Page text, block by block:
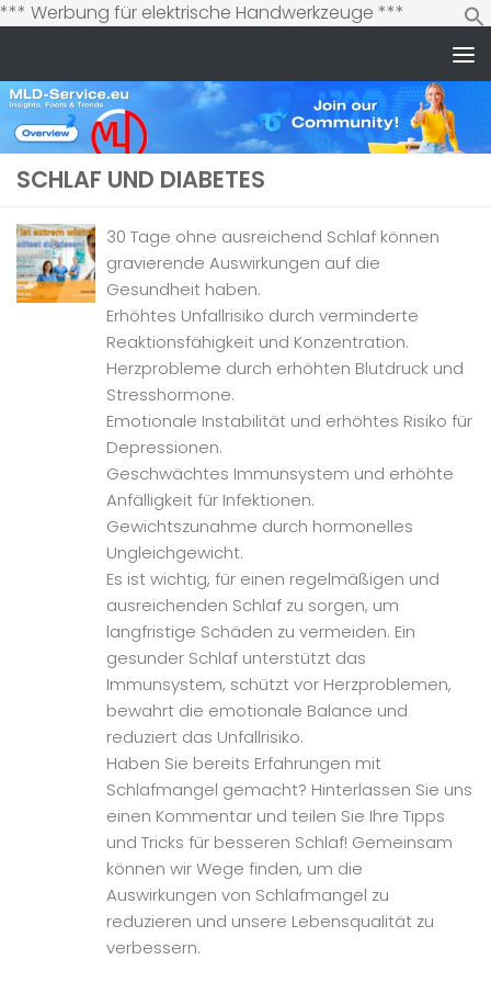
*** Werbung für elektrische Handwerkzeuge ***
Inhalt
SCHLAF UND DIABETES
30 Tage ohne ausreichend Schlaf können
gravierende Auswirkungen auf die
Gesundheit haben.
Erhöhtes Unfallrisiko durch verminderte
Reaktionsfähigkeit und Konzentration.
Herzprobleme durch erhöhten Blutdruck und
Stresshormone.
Emotionale Instabilität und erhöhtes Risiko für
Depressionen.
Geschwächtes Immunsystem und erhöhte
Anfälligkeit für Infektionen.
Gewichtszunahme durch hormonelles
Ungleichgewicht.
Es ist wichtig, für einen regelmäßigen und
ausreichenden Schlaf zu sorgen, um
langfristige Schäden zu vermeiden. Ein
gesunder Schlaf unterstützt das
Immunsystem, schützt vor Herzproblemen,
bewahrt die emotionale Balance und
reduziert das Unfallrisiko.
Haben Sie bereits Erfahrungen mit
Schlafmangel gemacht? Hinterlassen Sie uns
einen Kommentar und teilen Sie Ihre Tipps
und Tricks für besseren Schlaf! Gemeinsam
können wir Wege finden, um die
Auswirkungen von Schlafmangel zu
reduzieren und unsere Lebensqualität zu
verbessern.